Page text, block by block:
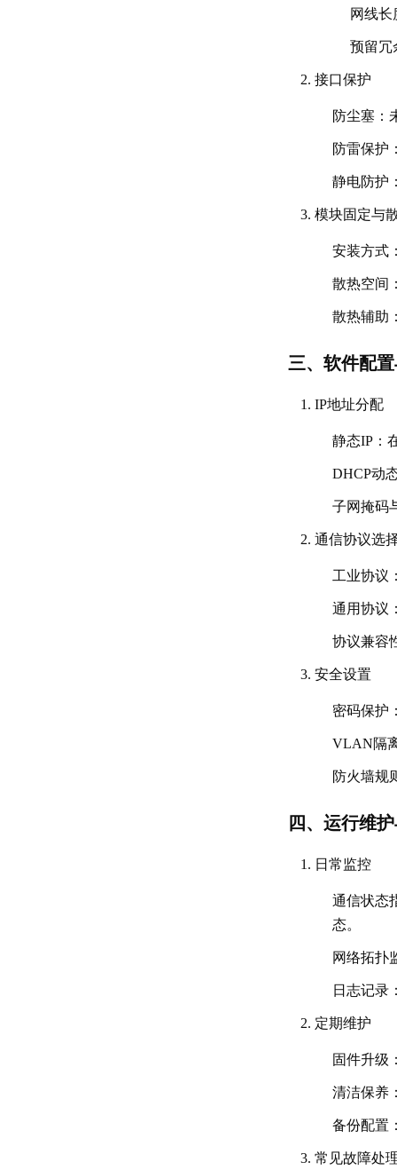
网线长
预留冗
接口保护
防尘塞：
防雷保护
静电防护
模块固定与
安装方式
散热空间
散热辅助
三、软件配
IP地址分配
静态IP：
DHCP动
子网掩码
通信协议选
工业协议
通用协议
协议兼容
安全设置
密码保护
VLAN隔
防火墙规
四、运行维
日常监控
通信状态
态。
网络拓扑
日志记录
定期维护
固件升级
清洁保养
备份配置
常见故障处